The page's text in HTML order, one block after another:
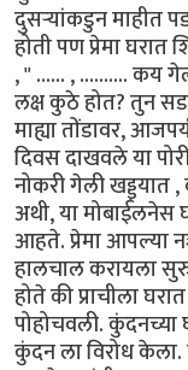
दुसर्‍यांकडुन माहीत
होती पण प्रेमा घरात
, " ...... , .......... कय
लक्ष कुठे होत? तुन
माह्या तोंडावर,
दिवस दाखवले या
नोकरी गेली
अथी, या मोबाईलनेस
आहते. प्रेमा आपल्या
हालचाल करायला
होते की प्राचीला
पोहोचवली. कुंदनच्या
कुंदन ला विरोध